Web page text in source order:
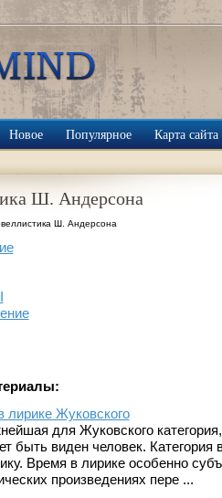
Новое Популярное Карта сайта
Ш. Андерсона
Ш. Андерсона
Жуковского
для Жуковского категория,
быть виден человек. Категория
Время в лирике особенно
произведениях пере ...